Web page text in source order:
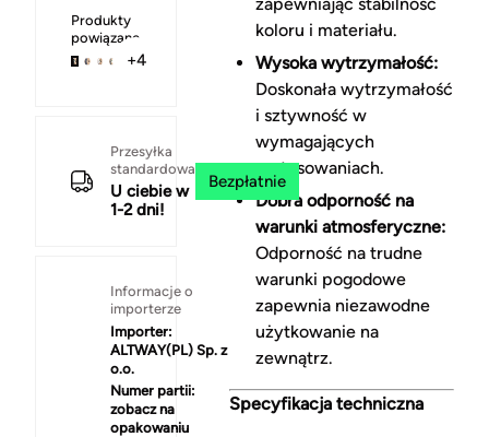
Produkty
powiązane
+4
Przesyłka
standardowa
U ciebie w
1-2 dni!
Bezpłatnie
Informacje o
importerze
Importer:
ALTWAY(PL) Sp. z
o.o.
Numer partii:
zobacz na
opakowaniu
koloru i materiału.
Wysoka wytrzymałość:
Doskonała wytrzymałość
i sztywność w
wymagających
zastosowaniach.
Dobra odporność na
warunki atmosferyczne:
Odporność na trudne
warunki pogodowe
zapewnia niezawodne
użytkowanie na
zewnątrz.
Specyfikacja techniczna